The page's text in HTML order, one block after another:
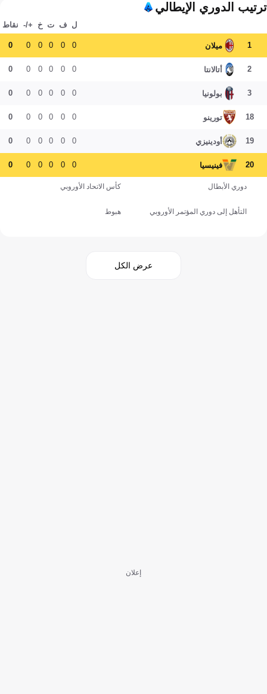
ترتيب الدوري الإيطالي
ل ف ت خ +/- نقاط
1 ميلان 0
0
0
0
0
0
2 أتالانتا 0
0
0
0
0
0
3 بولونيا 0
0
0
0
0
0
18 تورينو 0
0
0
0
0
0
19 أودينيزي 0
0
0
0
0
0
20 فينيسيا 0
0
0
0
0
0
دوري الأبطال كأس الاتحاد الأوروبي
التأهل إلى دوري المؤتمر الأوروبي هبوط
عرض الكل
إعلان